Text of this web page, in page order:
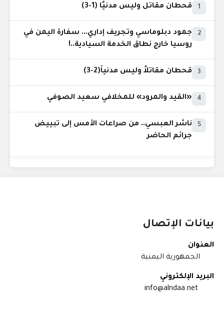
1 قحطان مقاتل وليس مدنيًا (1-3)
2
جمود دبلوماسي وتجريف إداري... سفارة اليمن في
روسيا خارج نطاق الخدمة السيادية..!
3 قحطان مقاتلاً وليس مدنياً(2-3)
4 «القيد والمرود» للمخلافي سعيد الصوفي
5
ناشر العبسي.. من صراعات الأمس إلى تبييض
جرائم الحاضر
بيانات الإتصال
العنوان
الجمهورية اليمنية
البريد الإلكتروني
info@alndaa.net